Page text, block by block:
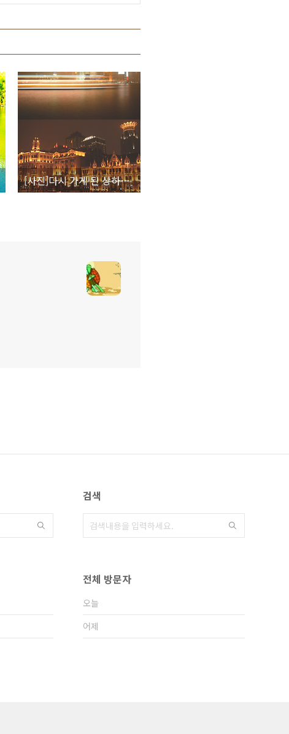
[사진]다시 가게 된 상하이 와이탄
검색
전체 방문자
오늘
어제